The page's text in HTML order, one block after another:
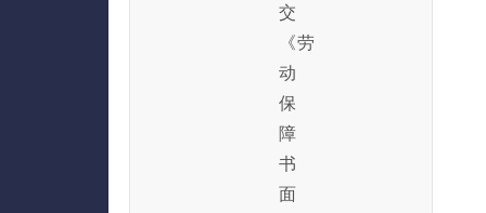
交
《劳
动
保
障
书
面